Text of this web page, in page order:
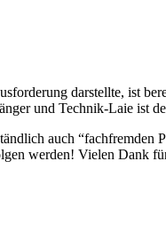
darstellte, ist
und Technik-Laie ist
auch
werden! Vielen Dank